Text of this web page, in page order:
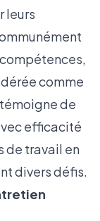
leurs
comme
de
efficacité
de travail en
divers défis.